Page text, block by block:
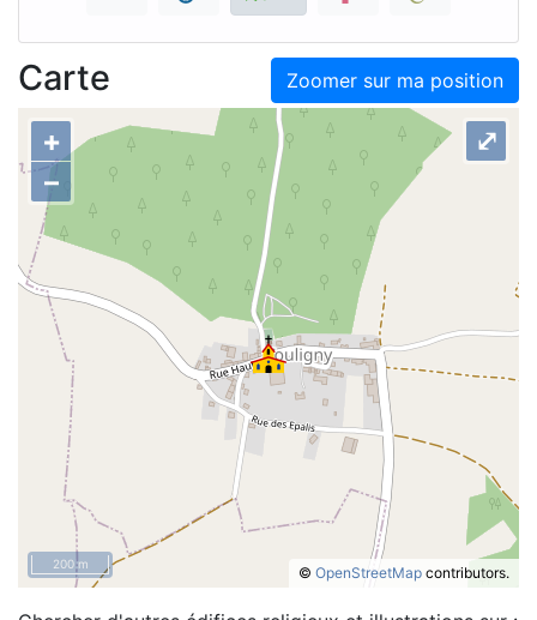
Zoomer sur ma position
Carte
+
–
© OpenStreetMap contributors.
⤢
200 m